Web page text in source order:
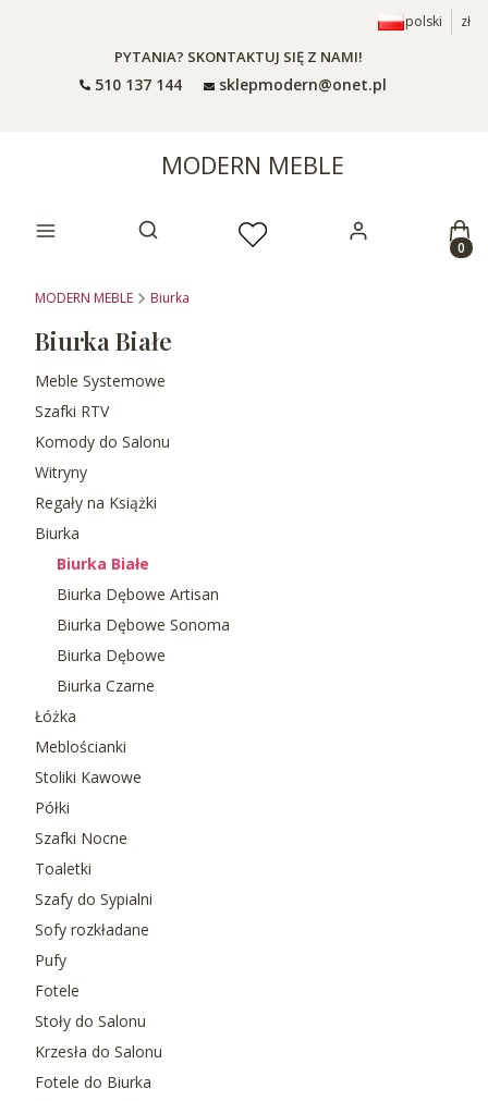
polski zł
PYTANIA? SKONTAKTUJ SIĘ Z NAMI!
510 137 144 sklepmodern@onet.pl
MODERN MEBLE
Otwórz wyszukiwarkę
MODERN MEBLE Biurka
Biurka Białe
Meble Systemowe
Szafki RTV
Komody do Salonu
Witryny
Regały na Książki
Biurka
Biurka Białe
Biurka Dębowe Artisan
Biurka Dębowe Sonoma
Biurka Dębowe
Biurka Czarne
Łóżka
Meblościanki
Stoliki Kawowe
Półki
Szafki Nocne
Toaletki
Szafy do Sypialni
Sofy rozkładane
Pufy
Fotele
Stoły do Salonu
Krzesła do Salonu
Fotele do Biurka